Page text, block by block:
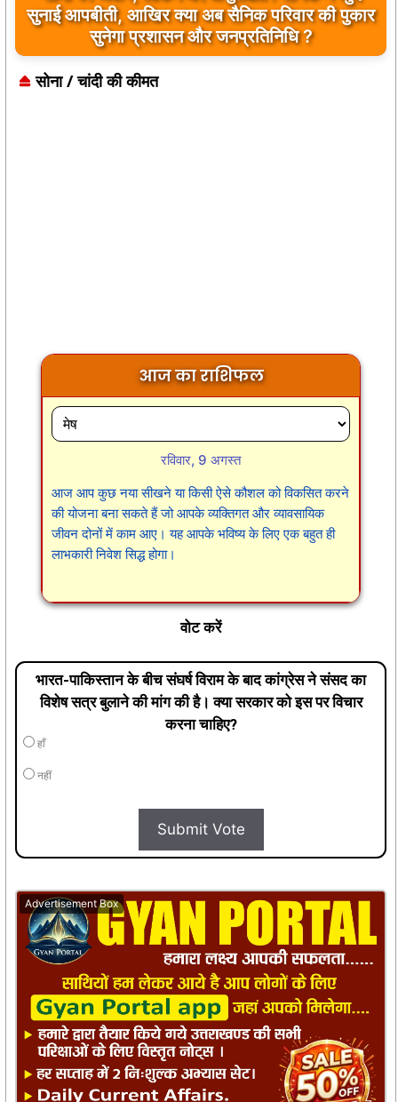
प्रतीक्षालय बना ‘पार्किंग’, बाइकर्स युवाओं के सिविक सेंस
पर उठे सवाल
सोना / चांदी की कीमत
आज का राशिफल
रविवार, 9 अगस्त
आज आप कुछ नया सीखने या किसी ऐसे कौशल को विकसित करने
की योजना बना सकते हैं जो आपके व्यक्तिगत और व्यावसायिक
जीवन दोनों में काम आए। यह आपके भविष्य के लिए एक बहुत ही
लाभकारी निवेश सिद्ध होगा।
वोट करें
भारत-पाकिस्तान के बीच संघर्ष विराम के बाद कांग्रेस ने संसद का
विशेष सत्र बुलाने की मांग की है। क्या सरकार को इस पर विचार
करना चाहिए?
हाँ
नहीं
Submit Vote
Advertisement Box